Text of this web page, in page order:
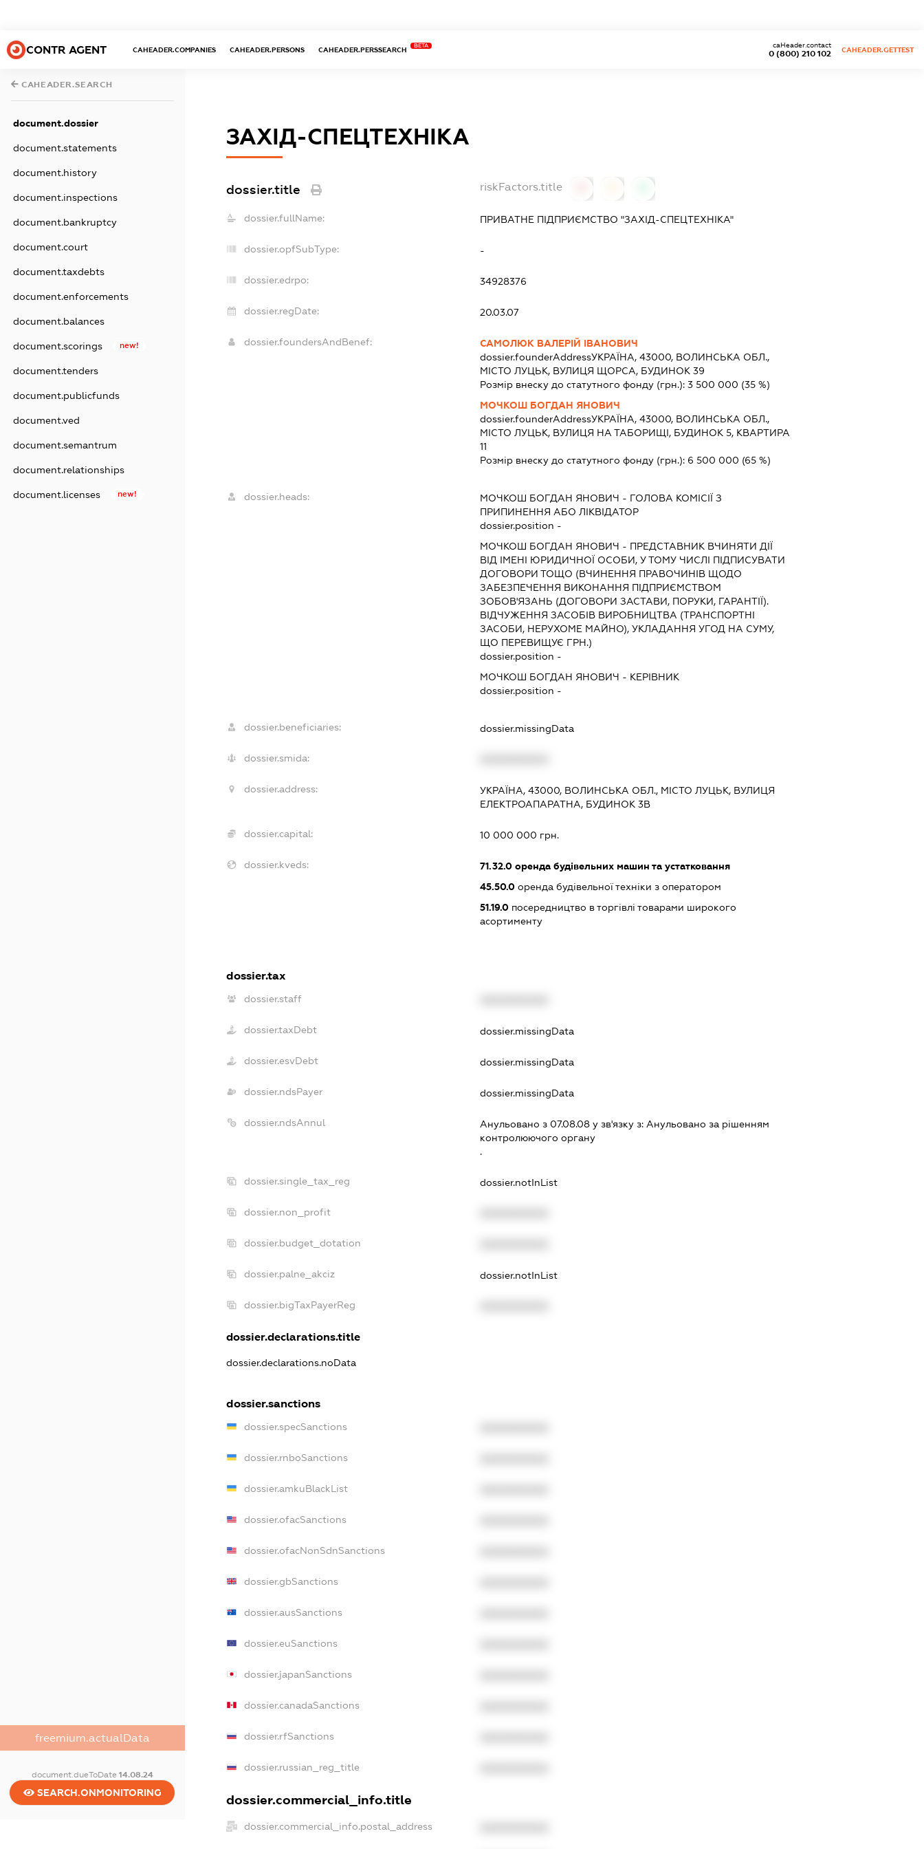
CONTR AGENT CAHEADER.COMPANIES CAHEADER.PERSONS CAHEADER.PERSSEARCH
BETA
0 (800) 210 102
caHeader.contact
CAHEADER.GETTEST
CAHEADER.SEARCH
document.dossier
document.statements
document.history
document.inspections
document.bankruptcy
document.court
document.taxdebts
document.enforcements
document.balances
document.scorings new!
document.tenders
document.publicfunds
document.ved
document.semantrum
document.relationships
document.licenses new!
freemium.actualData
document.dueToDate 14.08.24
SEARCH.ONMONITORING
ЗАХІД-СПЕЦТЕХНІКА
dossier.title riskFactors.title
dossier.fullName: ПРИВАТНЕ ПІДПРИЄМСТВО "ЗАХІД-СПЕЦТЕХНІКА"
dossier.opfSubType: -
dossier.edrpo: 34928376
dossier.regDate: 20.03.07
dossier.foundersAndBenef:
САМОЛЮК ВАЛЕРІЙ ІВАНОВИЧ
dossier.founderAddressУКРАЇНА, 43000, ВОЛИНСЬКА ОБЛ.,
МІСТО ЛУЦЬК, ВУЛИЦЯ ЩОРСА, БУДИНОК 39
Розмір внеску до статутного фонду (грн.):3 500 000 (35 %)
МОЧКОШ БОГДАН ЯНОВИЧ
dossier.founderAddressУКРАЇНА, 43000, ВОЛИНСЬКА ОБЛ.,
МІСТО ЛУЦЬК, ВУЛИЦЯ НА ТАБОРИЩІ, БУДИНОК 5, КВАРТИРА
11
Розмір внеску до статутного фонду (грн.): 6 500 000 (65 %)
dossier.heads: МОЧКОШ БОГДАН ЯНОВИЧ - ГОЛОВА КОМІСІЇ З
ПРИПИНЕННЯ АБО ЛІКВІДАТОР
dossier.position -
МОЧКОШ БОГДАН ЯНОВИЧ - ПРЕДСТАВНИК ВЧИНЯТИ ДІЇ
ВІД ІМЕНІ ЮРИДИЧНОЇ ОСОБИ, У ТОМУ ЧИСЛІ ПІДПИСУВАТИ
ДОГОВОРИ ТОЩО (ВЧИНЕННЯ ПРАВОЧИНІВ ЩОДО
ЗАБЕЗПЕЧЕННЯ ВИКОНАННЯ ПІДПРИЄМСТВОМ
ЗОБОВ'ЯЗАНЬ (ДОГОВОРИ ЗАСТАВИ, ПОРУКИ, ГАРАНТІЇ).
ВІДЧУЖЕННЯ ЗАСОБІВ ВИРОБНИЦТВА (ТРАНСПОРТНІ
ЗАСОБИ, НЕРУХОМЕ МАЙНО), УКЛАДАННЯ УГОД НА СУМУ,
ЩО ПЕРЕВИЩУЄ ГРН.)
dossier.position -
МОЧКОШ БОГДАН ЯНОВИЧ - КЕРІВНИК
dossier.position -
dossier.beneficiaries: dossier.missingData
dossier.smida:
dossier.address:
УКРАЇНА, 43000, ВОЛИНСЬКА ОБЛ., МІСТО ЛУЦЬК, ВУЛИЦЯ
ЕЛЕКТРОАПАРАТНА, БУДИНОК 3В
dossier.capital: 10 000 000 грн.
dossier.kveds: 71.32.0 оренда будівельних машин та устатковання
45.50.0 оренда будівельної техніки з оператором
51.19.0 посередництво в торгівлі товарами широкого
асортименту
dossier.tax
dossier.staff
dossier.taxDebt dossier.missingData
dossier.esvDebt dossier.missingData
dossier.ndsPayer dossier.missingData
dossier.ndsAnnul Анульовано з 07.08.08 у зв'язку з: Анульовано за рiшенням
контролюючого органу
.
dossier.single_tax_reg dossier.notInList
dossier.non_profit
dossier.budget_dotation
dossier.palne_akciz dossier.notInList
dossier.bigTaxPayerReg
dossier.declarations.title
dossier.declarations.noData
dossier.sanctions
dossier.specSanctions
dossier.rnboSanctions
dossier.amkuBlackList
dossier.ofacSanctions
dossier.ofacNonSdnSanctions
dossier.gbSanctions
dossier.ausSanctions
dossier.euSanctions
dossier.japanSanctions
dossier.canadaSanctions
dossier.rfSanctions
dossier.russian_reg_title
dossier.commercial_info.title
dossier.commercial_info.postal_address